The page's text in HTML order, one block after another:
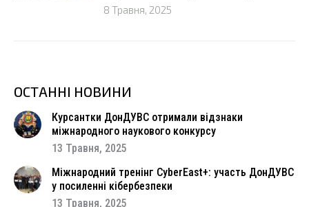
8 Травня, 2025
ОСТАННІ НОВИНИ
Курсантки ДонДУВС отримали відзнаки
міжнародного наукового конкурсу
13 Травня, 2025
Міжнародний тренінг CyberEast+: участь ДонДУВС
у посиленні кібербезпеки
13 Травня, 2025